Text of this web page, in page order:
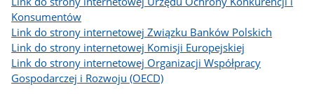
Konsumentów
Link do strony internetowej Związku Banków Polskich
Link do strony internetowej Komisji Europejskiej
Link do strony internetowej Organizacji Współpracy
Gospodarczej i Rozwoju (OECD)